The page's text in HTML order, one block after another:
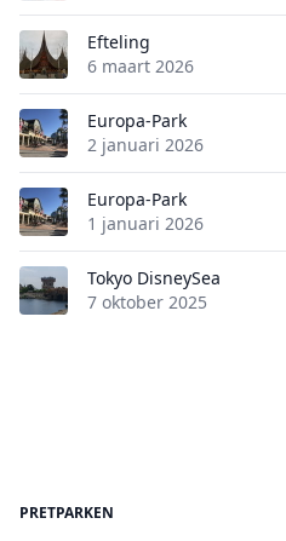
Efteling
6 maart 2026
Europa-Park
2 januari 2026
Europa-Park
1 januari 2026
Tokyo DisneySea
7 oktober 2025
PRETPARKEN